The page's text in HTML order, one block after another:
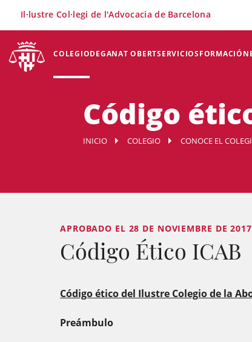
COLEGIODEGANAT OBERTSERVICIOSFORMACIÓN
Il·lustre Col·legi de l'Advocacia de Barcelona
Código
INICIO COLEGIO CONOCE EL
APROBADO EL 28 DE NOVIEMBRE DE
Código Ético ICAB
Código ético del Ilustre Colegio de la
Preámbulo